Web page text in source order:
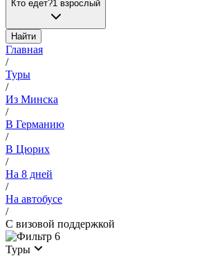
Кто едет?1 взрослый
Найти
Главная
/
Туры
/
Из Минска
/
В Германию
/
В Цюрих
/
На 8 дней
/
На автобусе
/
С визовой поддержкой
6
Туры